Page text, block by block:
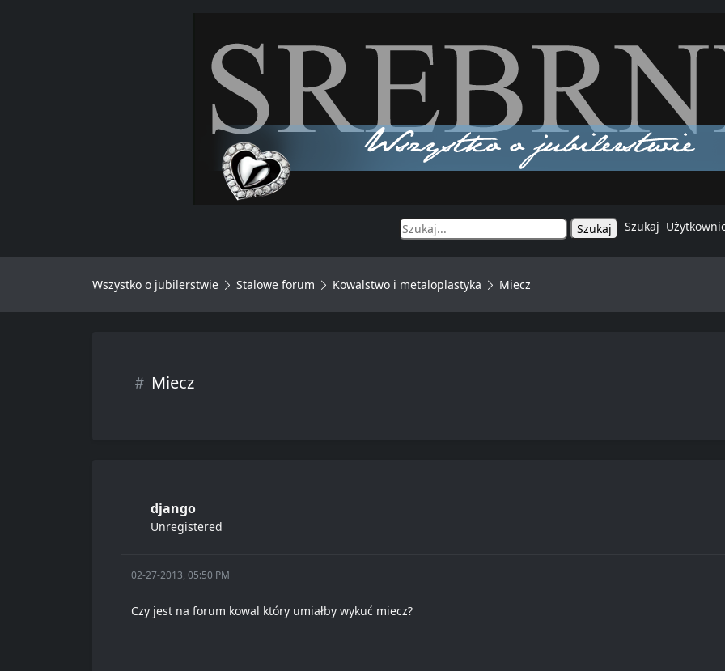
Szukaj
Wszystko o jubilerstwie Stalowe forum Kowalstwo i metaloplastyka Miecz
Miecz
django
Unregistered
02-27-2013, 05:50 PM
Czy jest na forum kowal który umiałby wykuć miecz?